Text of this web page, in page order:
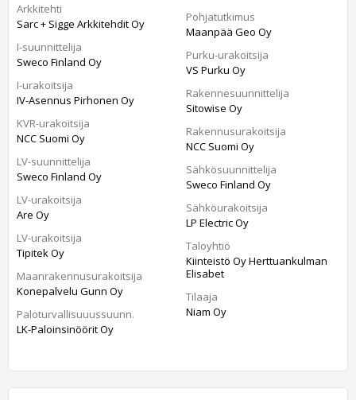
Arkkitehti
Sarc + Sigge Arkkitehdit Oy
I-suunnittelija
Sweco Finland Oy
I-urakoitsija
IV-Asennus Pirhonen Oy
KVR-urakoitsija
NCC Suomi Oy
LV-suunnittelija
Sweco Finland Oy
LV-urakoitsija
Are Oy
LV-urakoitsija
Tipitek Oy
Maanrakennusurakoitsija
Konepalvelu Gunn Oy
Paloturvallisuuussuunn.
LK-Paloinsinöörit Oy
Pohjatutkimus
Maanpää Geo Oy
Purku-urakoitsija
VS Purku Oy
Rakennesuunnittelija
Sitowise Oy
Rakennusurakoitsija
NCC Suomi Oy
Sähkösuunnittelija
Sweco Finland Oy
Sähköurakoitsija
LP Electric Oy
Taloyhtiö
Kiinteistö Oy Herttuankulman
Elisabet
Tilaaja
Niam Oy